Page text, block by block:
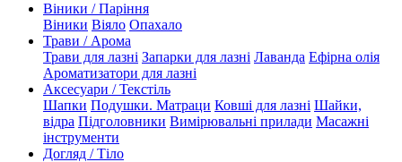
Віники / Паріння
Віники Віяло Опахало
Трави / Арома
Трави для лазні Запарки для лазні Лаванда Ефірна олія
Ароматизатори для лазні
Аксесуари / Текстіль
Шапки Подушки. Матраци Ковші для лазні Шайки,
відра Підголовники Вимірювальні прилади Масажні
інструменти
Догляд / Тіло